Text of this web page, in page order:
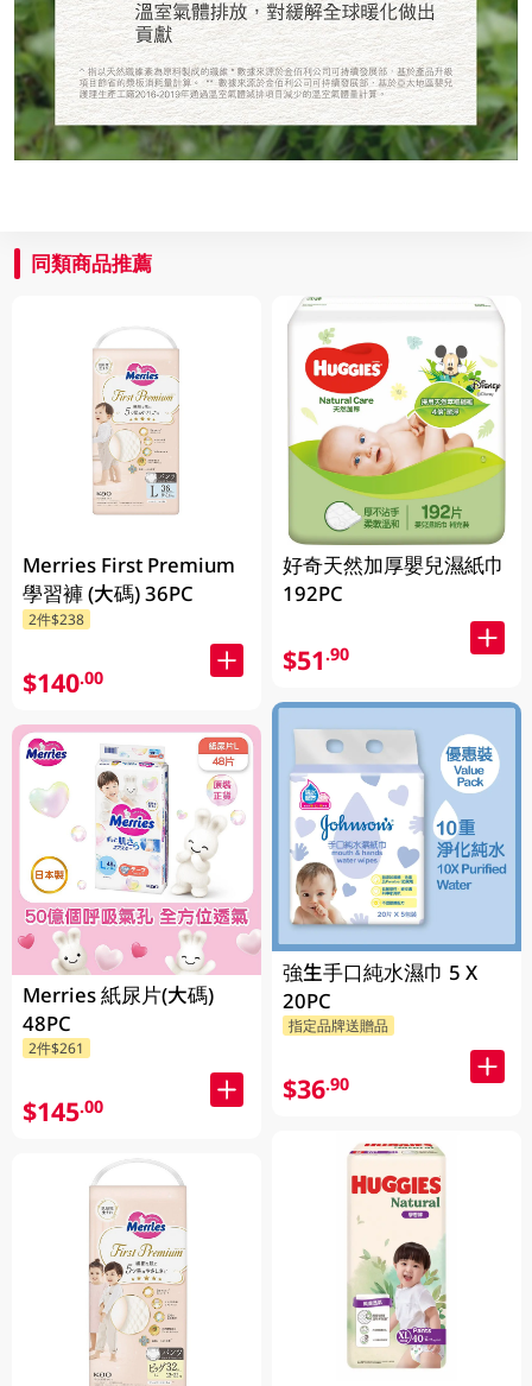
同類商品推薦
Merries First Premium
學習褲 (大碼) 36PC
2件$238
$140.00
Merries 紙尿片(大碼)
48PC
2件$261
$145.00
好奇天然加厚嬰兒濕紙巾
192PC
$51.90
強生手口純水濕巾 5 X
20PC
指定品牌送贈品
$36.90